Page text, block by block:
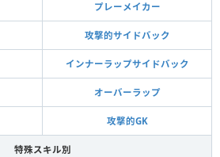
プレーメイカー
攻撃的サイドバック
インナーラップサイドバック
オーバーラップ
攻撃的GK
特殊スキル別